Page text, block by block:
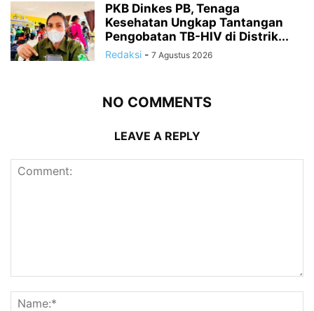
PKB Dinkes PB, Tenaga
Kesehatan Ungkap Tantangan
Pengobatan TB-HIV di Distrik...
Redaksi - 7 Agustus 2026
NO COMMENTS
LEAVE A REPLY